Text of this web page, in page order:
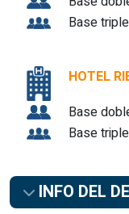
Base
HOTEL
Base
Base
INFO DEL